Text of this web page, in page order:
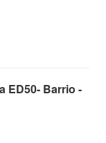
ED50- Barrio -